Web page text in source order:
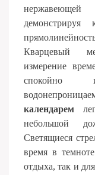
нержавеющей
Кварцевый
измерение
спокойно
календарем
небольшой
Светящиеся
время в
отдыха, так и